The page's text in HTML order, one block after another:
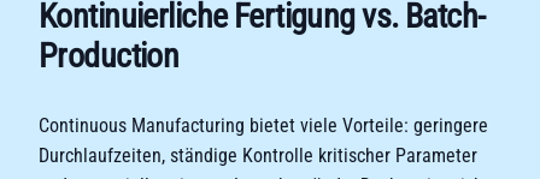
Kontinuierliche Fertigung vs. Batch-
Production
Continuous Manufacturing bietet viele Vorteile: geringere
Durchlaufzeiten, ständige Kontrolle kritischer Parameter